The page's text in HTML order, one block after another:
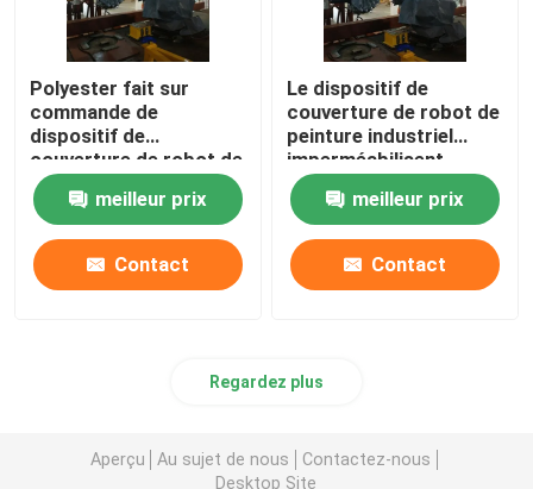
Polyester fait sur
commande de
dispositif de
couverture de robot de
preuve de la poussière
meilleur prix
Contact
Le dispositif de
couverture de robot de
peinture industriel
imperméabilisent
meilleur prix
Contact
Regardez plus
Aperçu Au sujet de nous
Contactez-nous
Desktop Site